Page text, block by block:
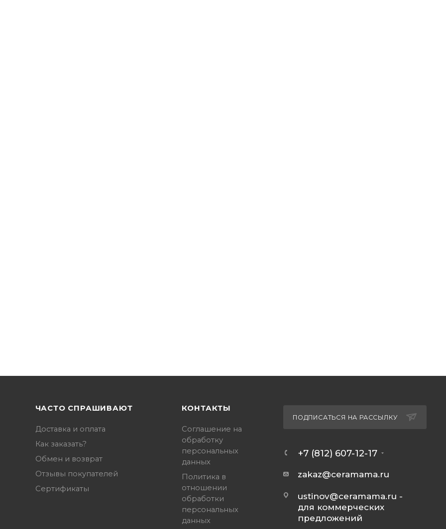
ЧАСТО СПРАШИВАЮТ
Доставка и оплата
Как заказать?
Обмен и возврат
Отзывы покупателей
Сертификаты
КОНТАКТЫ
Соглашение на
обработку
персональных
данных
Политика в
отношении
обработки
персональных
данных
ПОДПИСАТЬСЯ НА РАССЫЛКУ
+7 (812) 607-12-17
zakaz@ceramama.ru
ustinov@ceramama.ru -
для коммерческих
предложений